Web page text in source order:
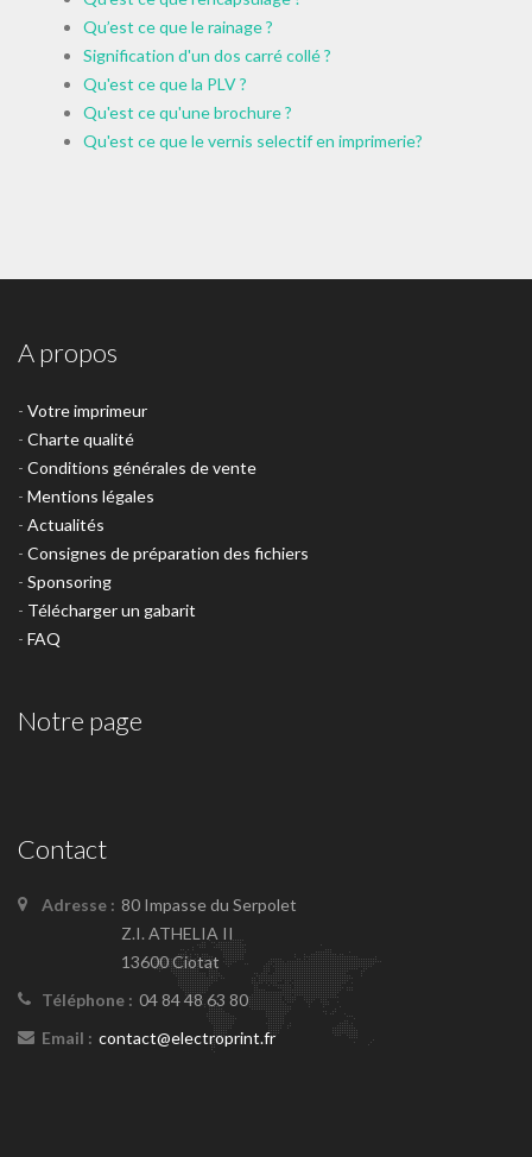
Qu’est ce que le rainage ?
Signification d'un dos carré collé ?
Qu'est ce que la PLV ?
Qu'est ce qu'une brochure ?
Qu'est ce que le vernis selectif en imprimerie?
A propos
- Votre imprimeur
- Charte qualité
- Conditions générales de vente
- Mentions légales
- Actualités
- Consignes de préparation des fichiers
- Sponsoring
- Télécharger un gabarit
- FAQ
Notre page
Contact
Adresse : 80 Impasse du Serpolet
Z.I. ATHELIA II
13600 Ciotat
Téléphone : 04 84 48 63 80
Email : contact@electroprint.fr